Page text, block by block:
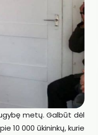
metų. Galbūt dėl
10 000 ūkininkų, kurie